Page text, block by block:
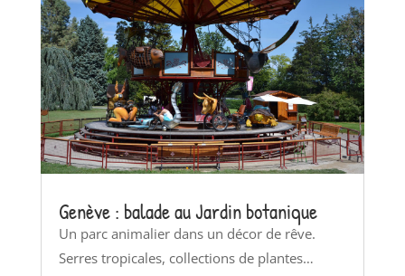
Genève : balade au Jardin botanique
Un parc animalier dans un décor de rêve.
Serres tropicales, collections de plantes…